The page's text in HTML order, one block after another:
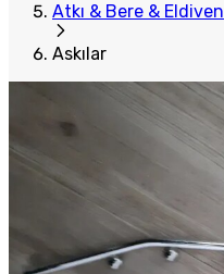
Atkı & Bere & Eldiven
Askılar